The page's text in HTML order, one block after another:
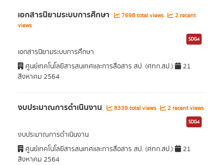
เอกสารนิยามระบบการศึกษา 7698 total views
2 recent
views
SDG4
เอกสารนิยามระบบการศึกษา
ศูนย์เทคโนโลยีสารสนเทศและการสื่อสาร สป. (ศทก.สป.)
21
สิงหาคม 2564
งบประมาณการดำเนินงาน 8339 total views 2 recent views
SDG4
งบประมาณการดำเนินงาน
ศูนย์เทคโนโลยีสารสนเทศและการสื่อสาร สป. (ศทก.สป.)
21
สิงหาคม 2564